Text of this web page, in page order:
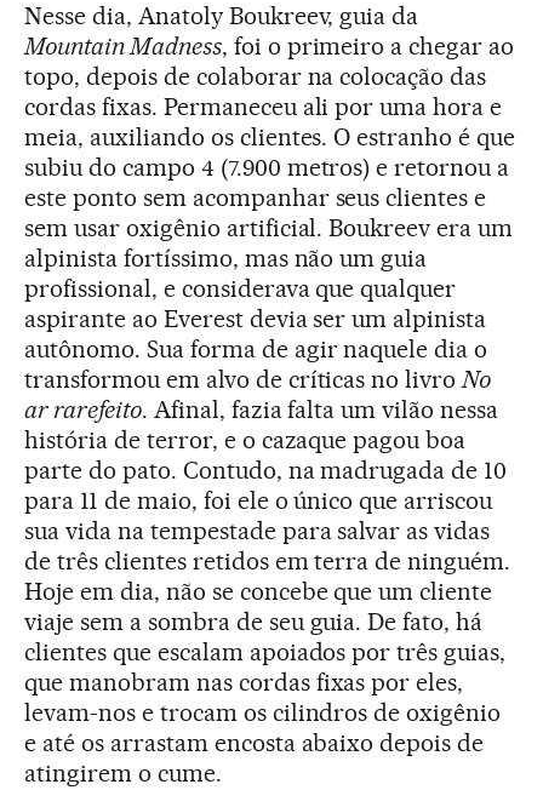
Nesse dia, Anatoly Boukreev, guia da
Mountain Madness, foi o primeiro a chegar ao
topo, depois de colaborar na colocação das
cordas fixas. Permaneceu ali por uma hora e
meia, auxiliando os clientes. O estranho é que
subiu do campo 4 (7.900 metros) e retornou a
este ponto sem acompanhar seus clientes e
sem usar oxigênio artificial. Boukreev era um
alpinista fortíssimo, mas não um guia
profissional, e considerava que qualquer
aspirante ao Everest devia ser um alpinista
autônomo. Sua forma de agir naquele dia o
transformou em alvo de críticas no livroNo
ar rarefeito. Afinal, fazia falta um vilão nessa
história de terror, e o cazaque pagou boa
parte do pato. Contudo, na madrugada de 10
para 11 de maio, foi ele o único que arriscou
sua vida na tempestade para salvar as vidas
de três clientes retidos em terra de ninguém.
Hoje em dia, não se concebe que um cliente
viaje sem a sombra de seu guia. De fato, há
clientes que escalam apoiados por três guias,
que manobram nas cordas fixas por eles,
levam-nos e trocam os cilindros de oxigênio
e até os arrastam encosta abaixo depois de
atingirem o cume.